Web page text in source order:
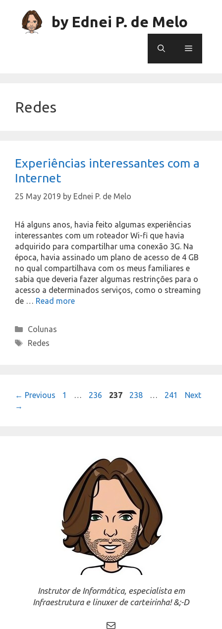
content
by Ednei P. de Melo
Menu
Redes
Experiências interessantes com a
Internet
25 May 2019 by Ednei P. de Melo
Há alguns anos, havia feito algumas experiências
interessantes com um roteador Wi-fi que havia
adquirido para compartilhar uma conexão 3G. Na
época, havia assinado um plano de acesso de 4 GB
no qual compartilhava com os meus familiares e
sabia que deveria fazer algumas restrinções para o
acesso a determinados serviços, como o streaming
de … Read more
Categories
Colunas
Tags
Redes
← Previous Page
1 … Page
236 Page
237 Page
238 … Page
241
Next
→
Instrutor de Informática, especialista em
Infraestrutura e linuxer de carteirinha! &;-D
Mail